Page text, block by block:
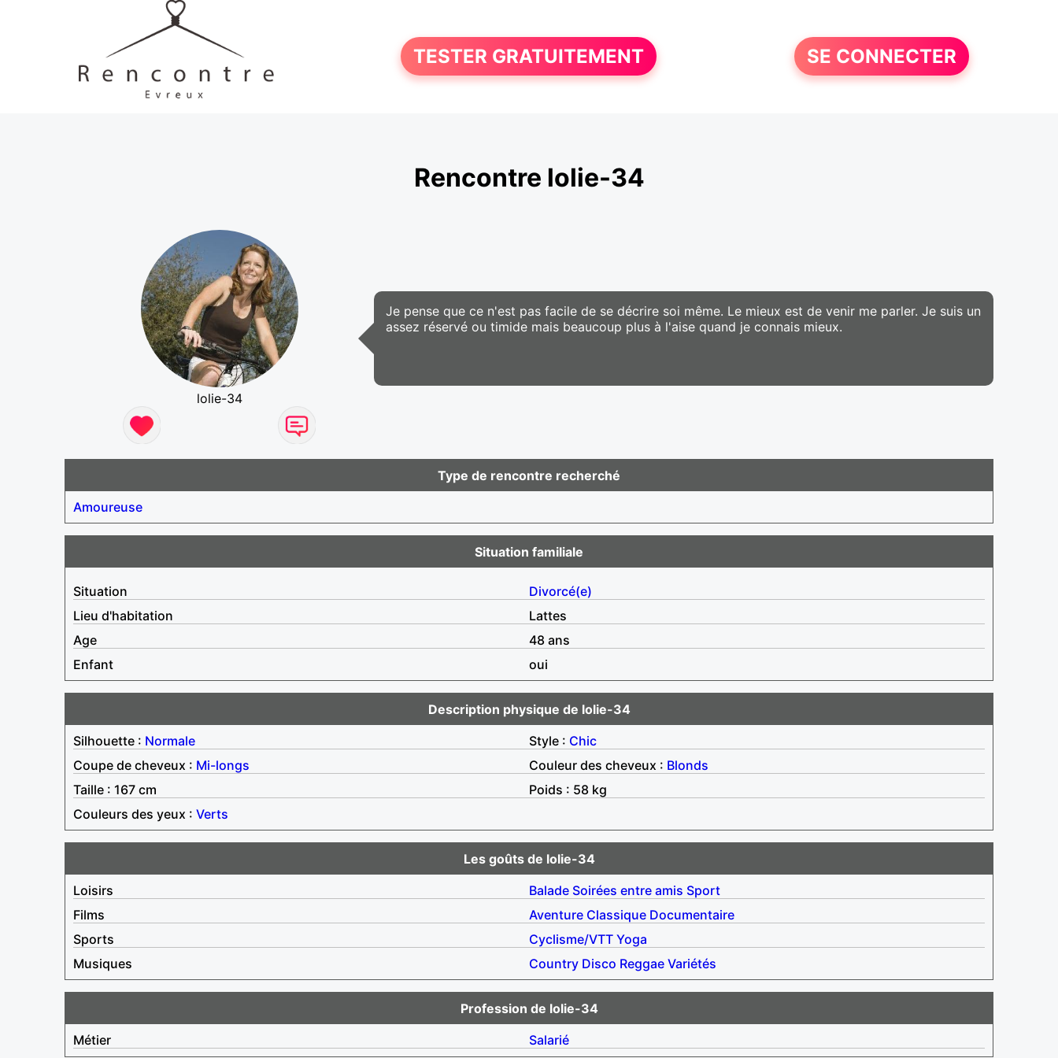
TESTER GRATUITEMENT SE CONNECTER
Rencontre lolie-34
lolie-34
Je pense que ce n'est pas facile de se décrire soi même. Le mieux est de venir me parler. Je suis un
assez réservé ou timide mais beaucoup plus à l'aise quand je connais mieux.
Type de rencontre recherché
Amoureuse
Situation familiale
Situation
Divorcé(e)
Lieu d'habitation
Lattes
Age
48 ans
Enfant
oui
Description physique de lolie-34
Silhouette : Normale Style : Chic
Coupe de cheveux : Mi-longs Couleur des cheveux : Blonds
Taille : 167 cm
Poids : 58 kg
Couleurs des yeux : Verts
Les goûts de lolie-34
Loisirs
Balade Soirées entre amis Sport
Films
Aventure Classique Documentaire
Sports
Cyclisme/VTT Yoga
Musiques
Country Disco Reggae Variétés
Profession de lolie-34
Métier
Salarié